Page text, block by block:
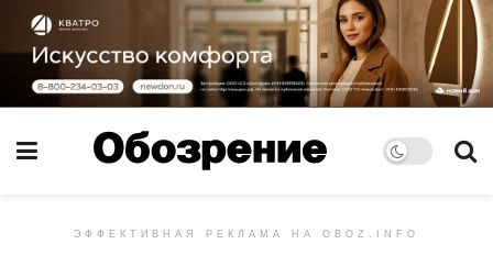
ЭФФЕКТИВНАЯ РЕКЛАМА НА OBOZ.INFO